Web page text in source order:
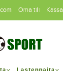
Oma tili Kassa